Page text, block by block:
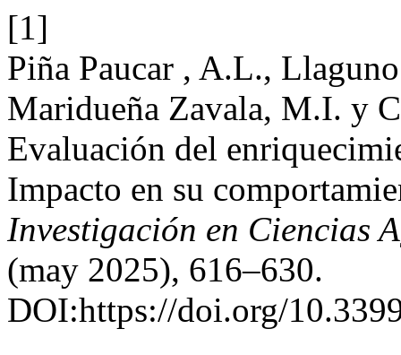
[1]
Piña Paucar , A.L.,
Maridueña Zavala, M.I. y
Evaluación del
Impacto en su
Investigación en Ciencias
(may 2025), 616–630.
DOI:https://doi.org/